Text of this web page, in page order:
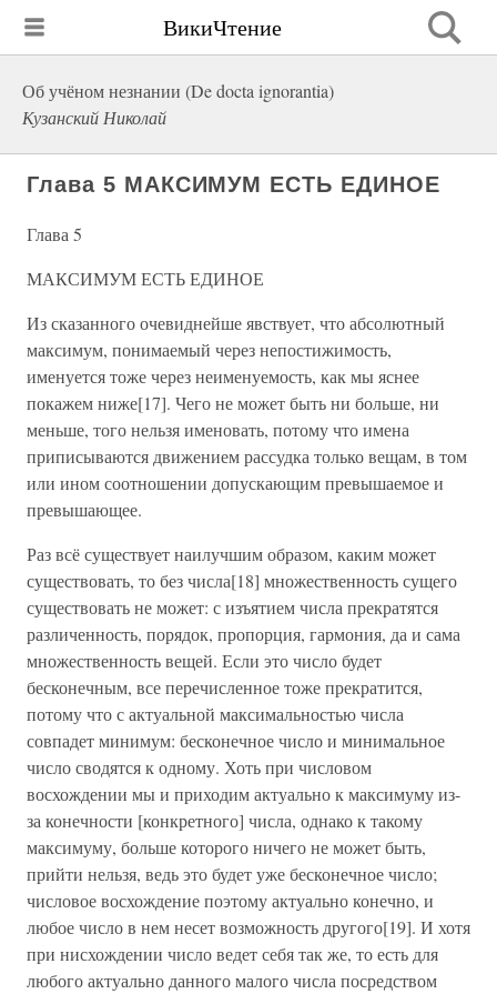
ВикиЧтение
Об учёном незнании (De docta ignorantia)
Кузанский Николай
Глава 5 МАКСИМУМ ЕСТЬ ЕДИНОЕ
Глава 5
МАКСИМУМ ЕСТЬ ЕДИНОЕ
Из сказанного очевиднейше явствует, что абсолютный
максимум, понимаемый через непостижимость,
именуется тоже через неименуемость, как мы яснее
покажем ниже[17]. Чего не может быть ни больше, ни
меньше, того нельзя именовать, потому что имена
приписываются движением рассудка только вещам, в том
или ином соотношении допускающим превышаемое и
превышающее.
Раз всё существует наилучшим образом, каким может
существовать, то без числа[18] множественность сущего
существовать не может: с изъятием числа прекратятся
различенность, порядок, пропорция, гармония, да и сама
множественность вещей. Если это число будет
бесконечным, все перечисленное тоже прекратится,
потому что с актуальной максимальностью числа
совпадет минимум: бесконечное число и минимальное
число сводятся к одному. Хоть при числовом
восхождении мы и приходим актуально к максимуму из-
за конечности [конкретного] числа, однако к такому
максимуму, больше которого ничего не может быть,
прийти нельзя, ведь это будет уже бесконечное число;
числовое восхождение поэтому актуально конечно, и
любое число в нем несет возможность другого[19]. И хотя
при нисхождении число ведет себя так же, то есть для
любого актуально данного малого числа посредством